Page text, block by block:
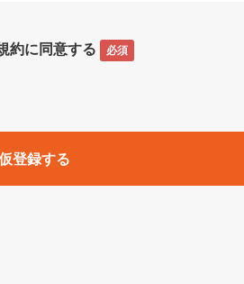
。
ス（名称や内容が変更された場合、変
るイベントやキャンペーンをいいます。
」「EnterpriseZine」「ECzine」「Biz/
約に同意する 必須
登録する